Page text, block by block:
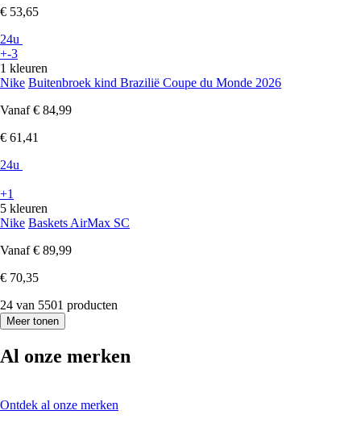
€ 53,65
24u
+-3
1 kleuren
Nike Buitenbroek kind Brazilië Coupe du Monde 2026
Vanaf € 84,99
€ 61,41
24u
+1
5 kleuren
Nike Baskets AirMax SC
Vanaf € 89,99
€ 70,35
24 van 5501 producten
Meer tonen
Al onze merken
Ontdek al onze merken